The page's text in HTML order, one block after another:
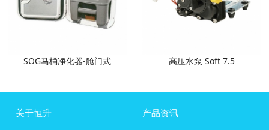
SOG马桶净化器-舱门式 高压水泵 Soft 7.5
关于恒升
产品资讯